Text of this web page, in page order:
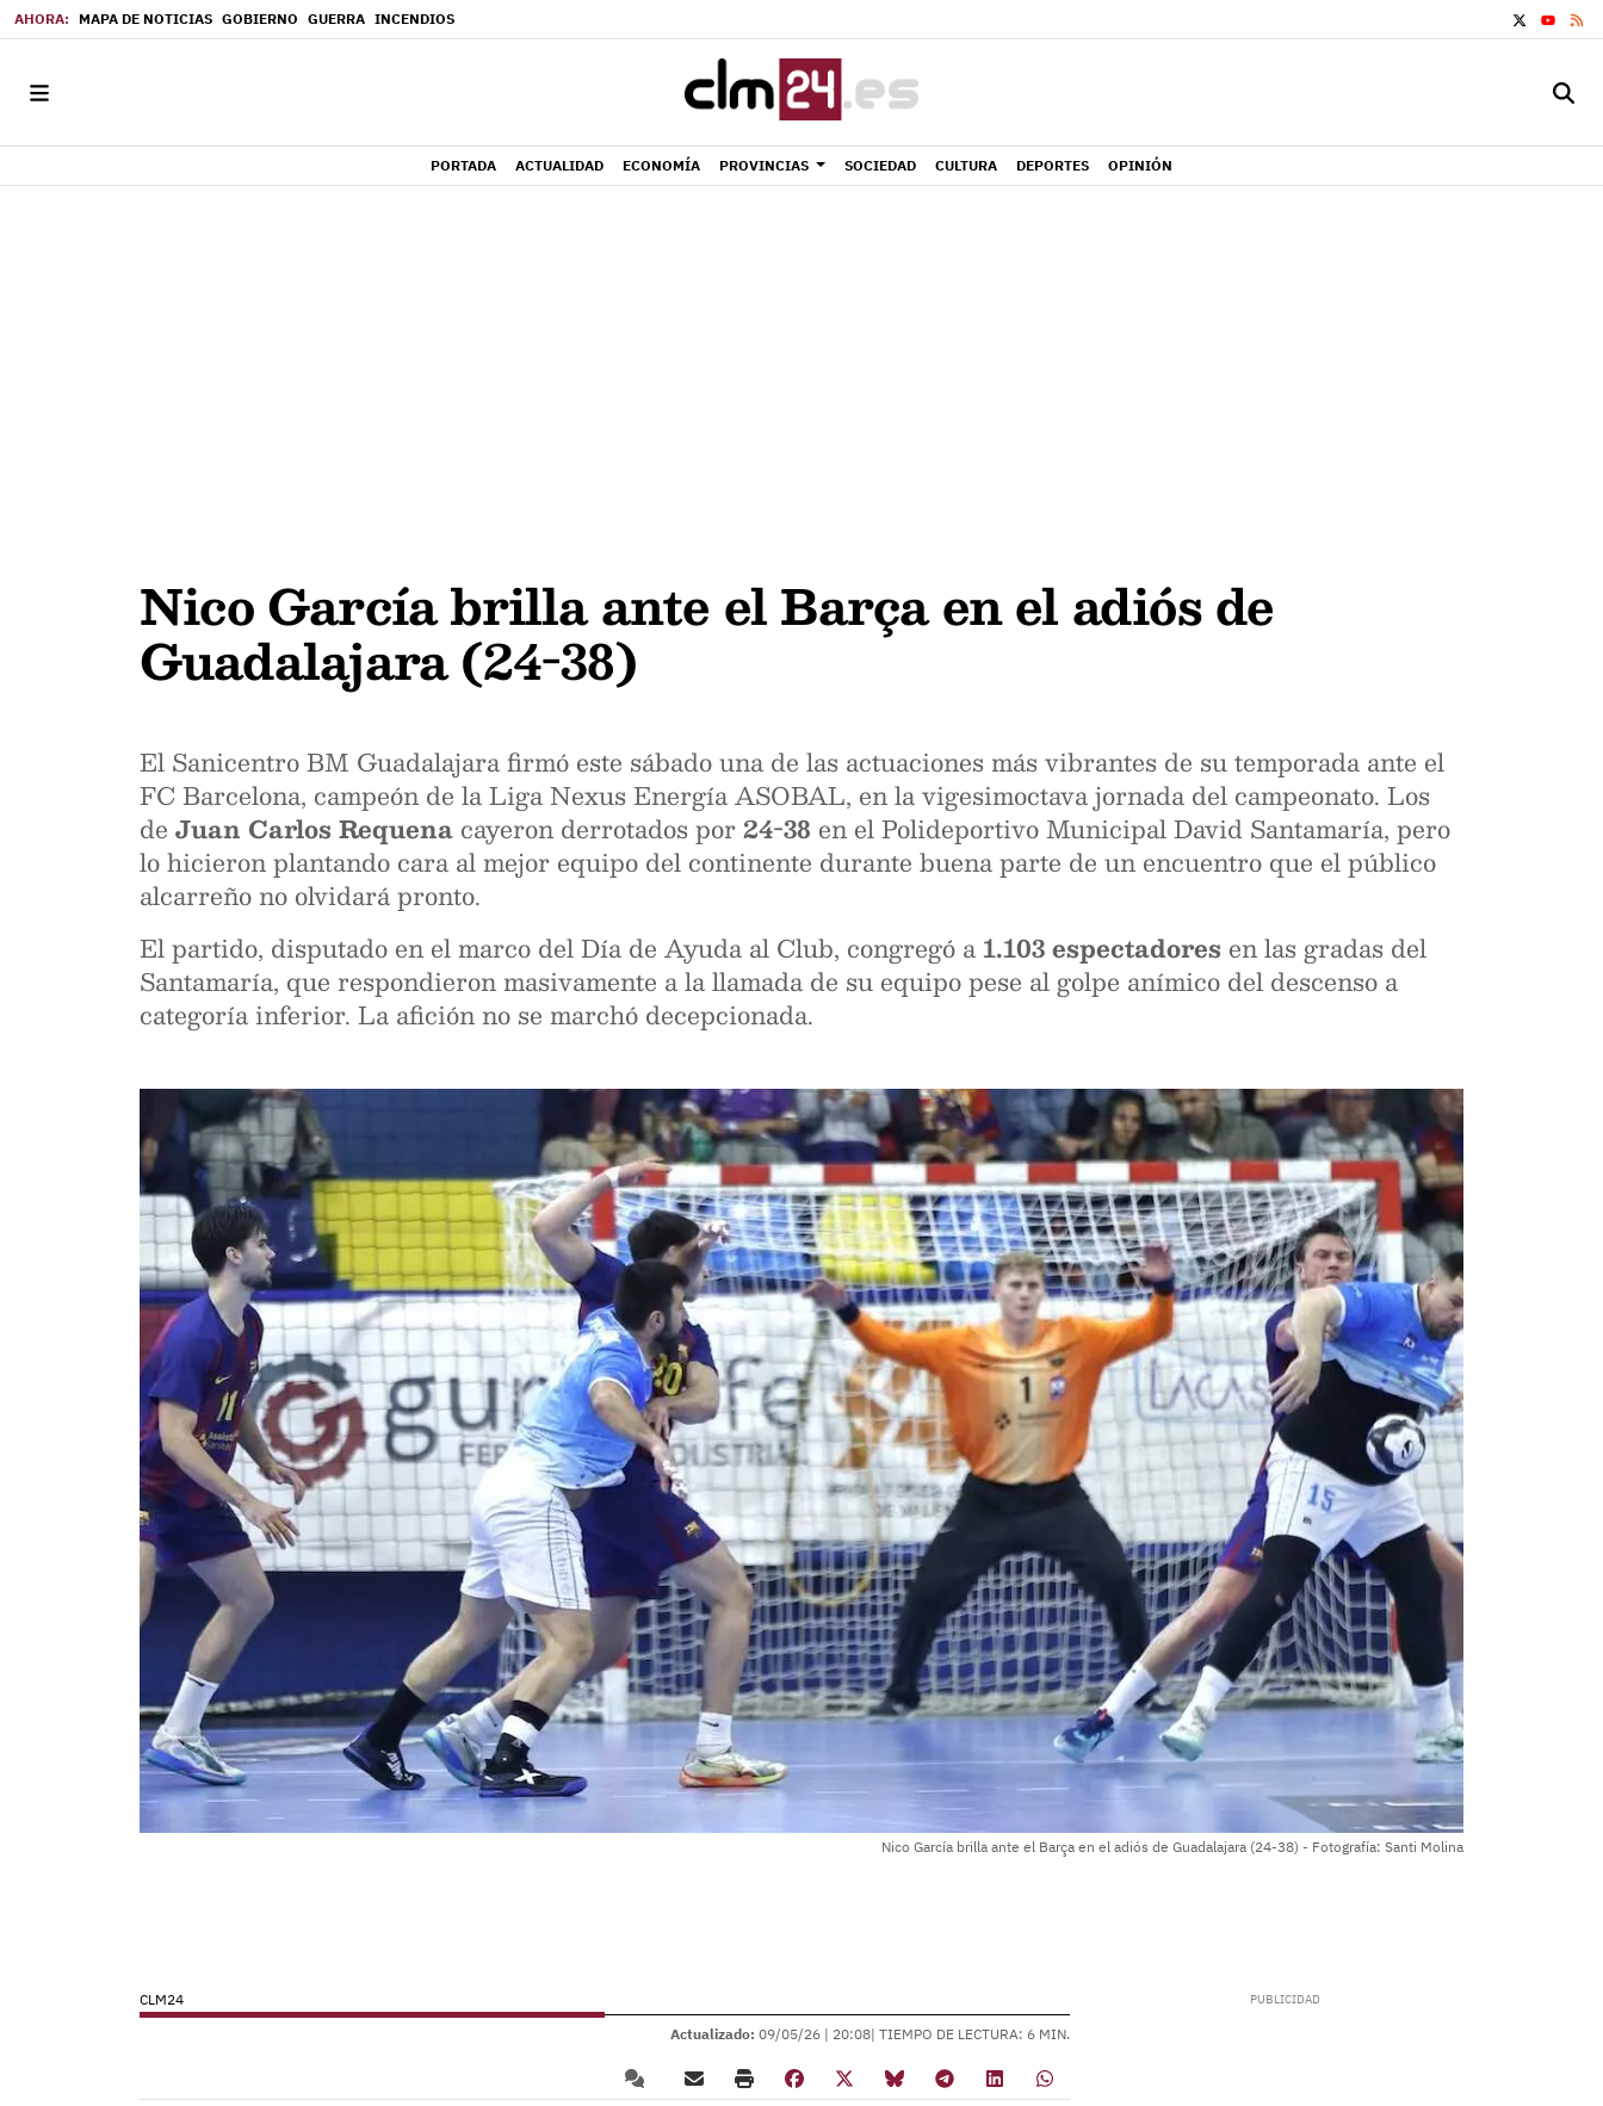
MAPA DE NOTICIAS GOBIERNO GUERRA INCENDIOS
YOUTUBE
PORTADA ACTUALIDAD ECONOMÍA PROVINCIAS SOCIEDAD CULTURA DEPORTES OPINIÓN
Nico García brilla ante el Barça en el adiós de
Guadalajara (24-38)
El Sanicentro BM Guadalajara firmó este sábado una de las actuaciones más vibrantes de su temporada ante el
FC Barcelona, campeón de la Liga Nexus Energía ASOBAL, en la vigesimoctava jornada del campeonato. Los
de Juan Carlos Requena cayeron derrotados por24-38 en el Polideportivo Municipal David Santamaría, pero
lo hicieron plantando cara al mejor equipo del continente durante buena parte de un encuentro que el público
alcarreño no olvidará pronto.
El partido, disputado en el marco del Día de Ayuda al Club, congregó a 1.103 espectadores en las gradas del
Santamaría, que respondieron masivamente a la llamada de su equipo pese al golpe anímico del descenso a
categoría inferior. La afición no se marchó decepcionada.
Nico García brilla ante el Barça en el adiós de Guadalajara (24-38) - Fotografía: Santi Molina
CLM24
Actualizado: 09/05/26 | 20:08| TIEMPO DE LECTURA: 6 MIN.